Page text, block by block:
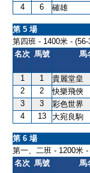
4
6 確雄
第 5 場
第四班 - 1400米 -
名次 馬號 馬
1 1 貴麗堂皇
2
2 快樂飛俠
3
3 彩色世界
4
13 大宛良駒
第 6 場
第一、二班 - 1200米
名次 馬號 馬